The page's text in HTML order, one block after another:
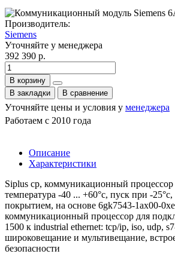
Производитель:
Siemens
Уточняйте у менеджера
392 390 р.
В корзину
В закладки
В сравнение
Уточняйте цены и условия у менеджера
Работаем с 2010 года
Описание
Характеристики
Siplus cp, коммуникационный процессор
температура -40 ... +60°c, пуск при -
покрытием, на основе 6gk7543-1ax00-
коммуникационный процессор для
1500 к industrial ethernet: tcp/ip, iso, udp,
широковещание и мультивещание,
безопасности